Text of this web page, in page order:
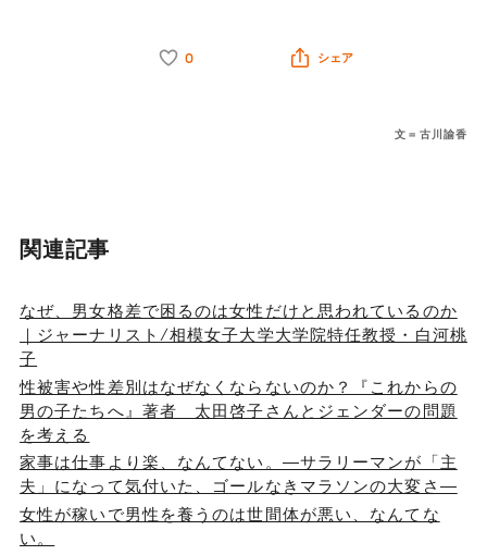
0 シェア
文＝古川諭香
関連記事
なぜ、男女格差で困るのは女性だけと思われているのか
｜ジャーナリスト/相模女子大学大学院特任教授・白河桃
子
性被害や性差別はなぜなくならないのか？『これからの
男の子たちへ』著者 太田啓子さんとジェンダーの問題
を考える
家事は仕事より楽、なんてない。―サラリーマンが「主
夫」になって気付いた、ゴールなきマラソンの大変さ―
女性が稼いで男性を養うのは世間体が悪い、なんてな
い。